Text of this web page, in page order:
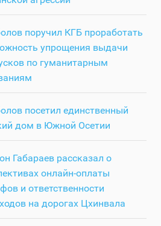
поручил КГБ проработать
упрощения выдачи
по гуманитарным
посетил единственный
дом в Южной Осетии
Габараев рассказал о
онлайн-оплаты
и ответственности
на дорогах Цхинвала